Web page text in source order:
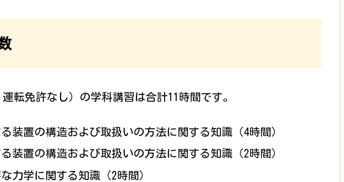
転免許なし）の学科講習は合計11時間です。
装置の構造および取扱いの方法に関する知識（4時間）
装置の構造および取扱いの方法に関する知識（2時間）
力学に関する知識（2時間）